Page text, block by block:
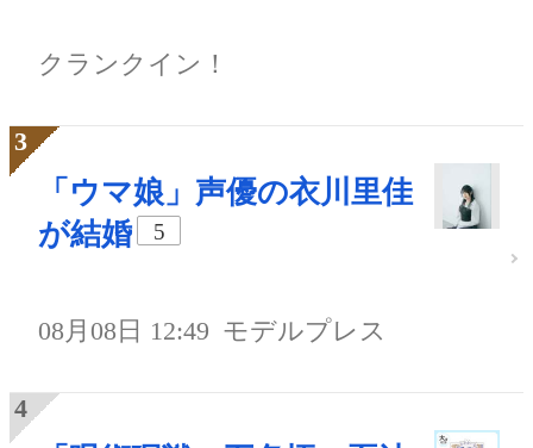
クランクイン！
「ウマ娘」声優の衣川里佳
が結婚
5
08月08日 12:49 モデルプレス